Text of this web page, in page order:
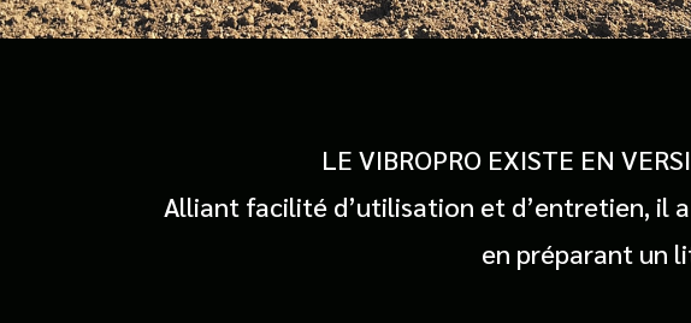
LE VIBROPRO EXISTE EN
Alliant facilité d’utilisation et d’entretien, il
en préparant un